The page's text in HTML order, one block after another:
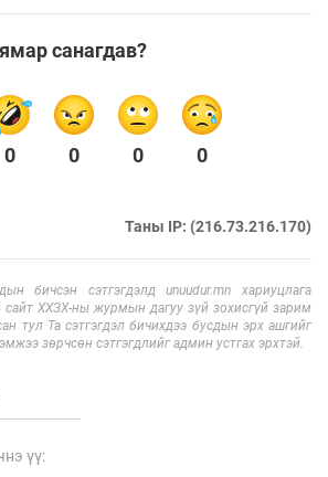
санагдав?
0 0 0 0
Таны IP: (216.73.216.170)
бичсэн сэтгэгдэлд unuudur.mn хариуцлага
сайт ХХЗХ-ны журмын дагуу зүй зохисгүй зарим
тул Та сэтгэгдэл бичихдээ бусдын эрх ашгийг
зөрчсөн сэтгэгдлийг админ устгах эрхтэй.